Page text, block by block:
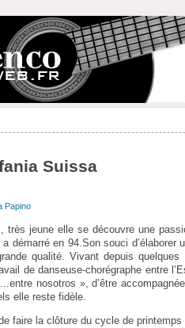
Suissa
Papino
jeune elle se découvre une
démarré en 94.Son souci d’élaborer
qualité. Vivant depuis
de danseuse-chorégraphe entre
nosotros », d’être
elle reste fidèle.
faire la clôture du cycle de